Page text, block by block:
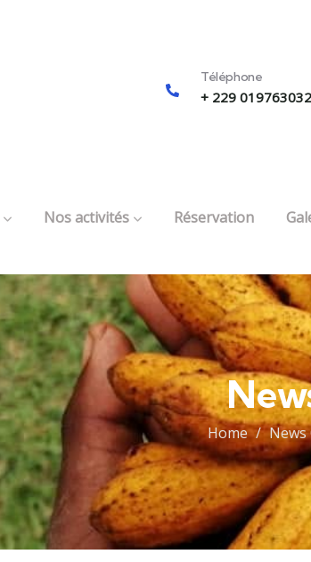
Téléphone
+ 229
Nos activités Réservation
Home News